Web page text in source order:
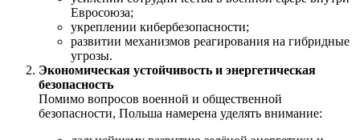
Евросоюза;
укреплении кибербезопасности;
развитии механизмов реагирования на гибридные
угрозы.
Экономическая устойчивость и энергетическая
безопасность
Помимо вопросов военной и общественной
безопасности, Польша намерена уделять внимание: